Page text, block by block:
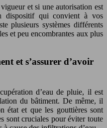
et si une autorisation est
dispositif qui convient à vos
plusieurs systèmes différents
et peu encombrantes aux plus
et s’assurer d’avoir
d’eau de pluie, il est
du bâtiment. De même, il
état et que les gouttières sont
sont cruciales pour éviter toute